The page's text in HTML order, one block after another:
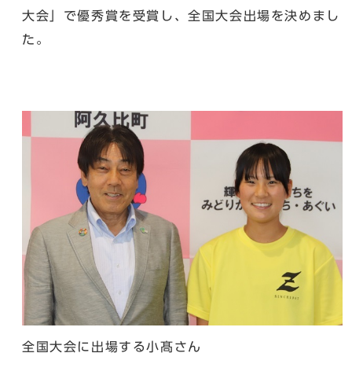
大会」で優秀賞を受賞し、全国大会出場を決めまし
た。
全国大会に出場する小髙さん